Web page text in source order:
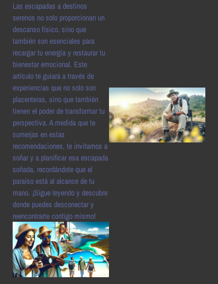
Las escapadas a destinos
serenos no solo proporcionan un
descanso físico, sino que
también son esenciales para
recargar tu energía y restaurar tu
bienestar emocional. Este
artículo te guiará a través de
experiencias que no solo son
placenteras, sino que también
tienen el poder de transformar tu
perspectiva. A medida que te
sumerjas en estas
recomendaciones, te invitamos a
soñar y a planificar esa escapada
soñada, recordándote que el
paraíso está al alcance de tu
mano. ¡Sigue leyendo y descubre
donde puedes desconectar y
reencontrarte contigo mismo!